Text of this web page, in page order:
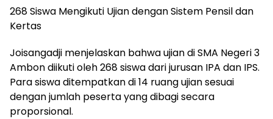
268 Siswa Mengikuti Ujian dengan Sistem Pensil dan
Kertas
Joisangadji menjelaskan bahwa ujian di SMA Negeri 3
Ambon diikuti oleh 268 siswa dari jurusan IPA dan IPS.
Para siswa ditempatkan di 14 ruang ujian sesuai
dengan jumlah peserta yang dibagi secara
proporsional.